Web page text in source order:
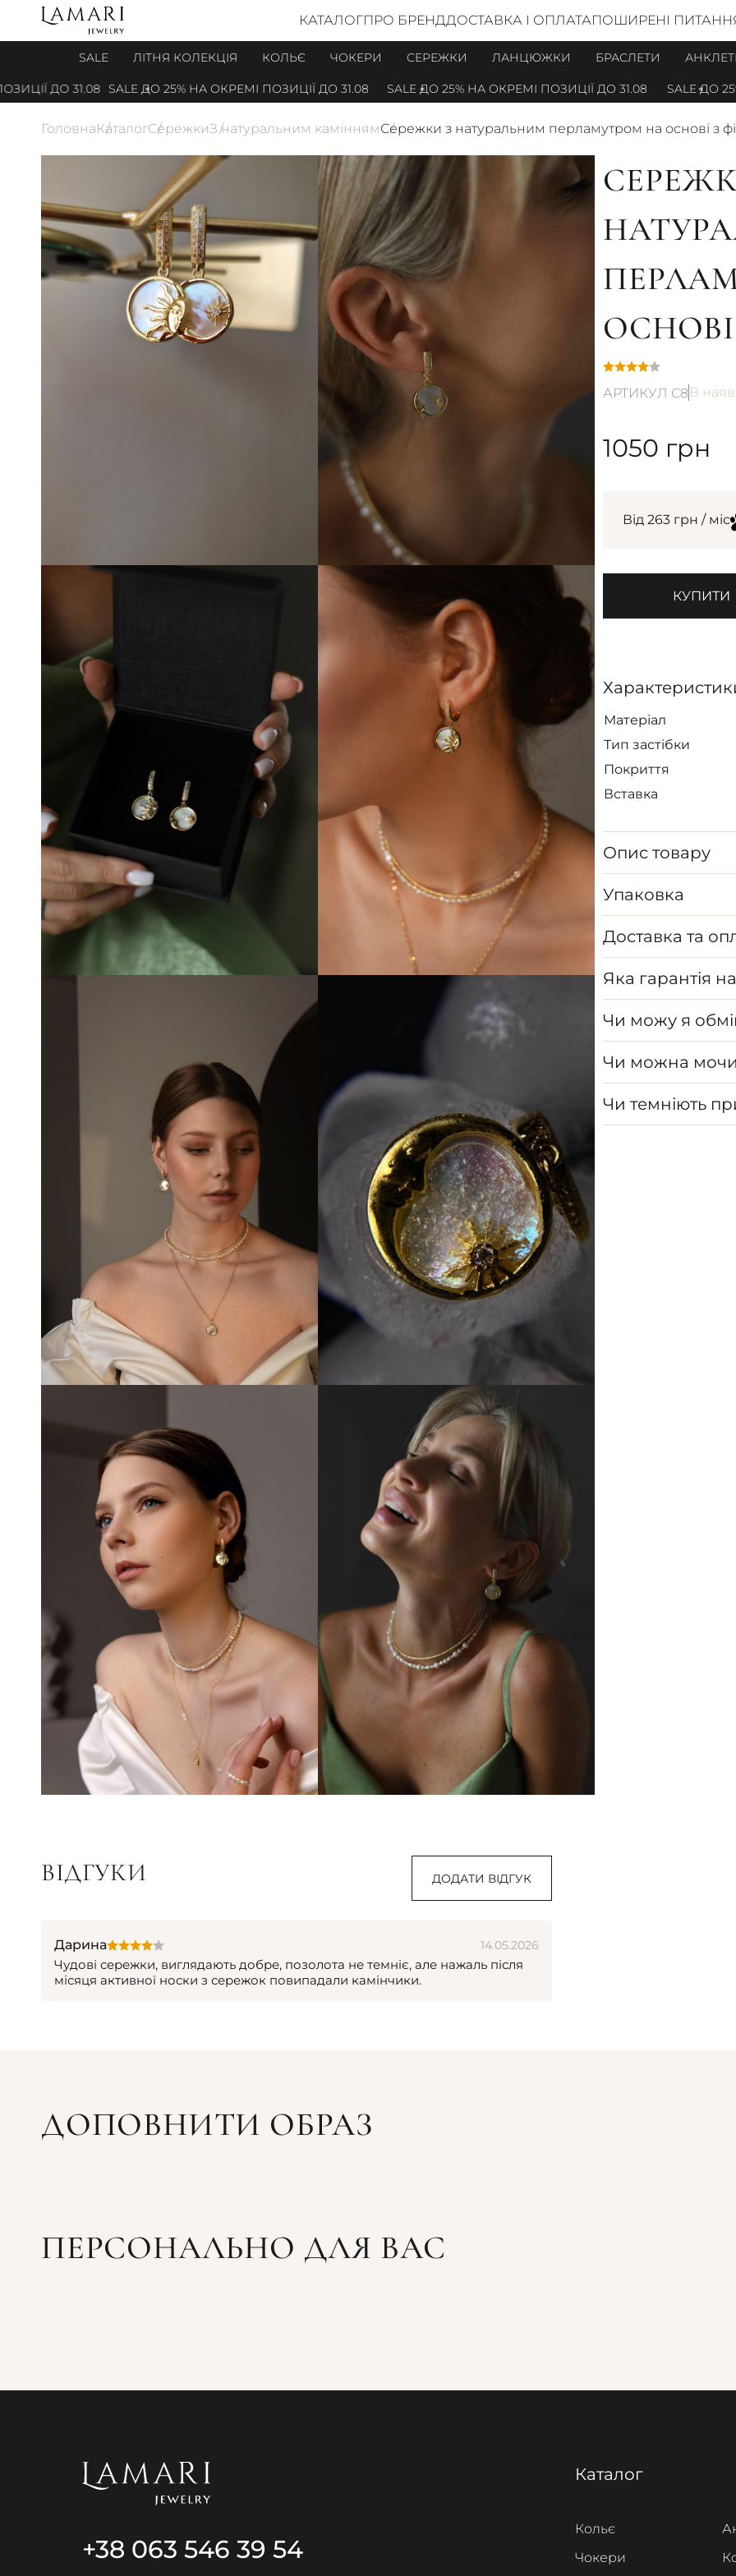
КАТАЛОГПРО БРЕНДДОСТАВКА І ОПЛАТАПОШИРЕНІ
SALE ЛІТНЯ КОЛЕКЦІЯ КОЛЬЄ ЧОКЕРИ СЕРЕЖКИ ЛАНЦЮЖКИ БРАСЛЕТИ
ДО 31.08 SALE ДО 25% НА ОКРЕМІ ПОЗИЦІЇ ДО 31.08 SALE ДО 25% НА ОКРЕМІ ПОЗИЦІЇ ДО 31.08 SALE ДО 25%
ГоловнаКаталогСережкиЗ натуральним каміннямСережки з натуральним перламутром на основі з
АРТИКУЛ С8В
1050 грн
Від 263 грн / міс
КУПИТИ
Матеріал
Тип застібки
Покриття
Вставка
Опис товару
Упаковка
Доставка та
Яка гарантія
Чи можу я
Чи можна
Чи темніють
ВІДГУКИ ДОДАТИ ВІДГУК
Дарина 14.05.2026
Чудові сережки, виглядають добре, позолота не темніє, але нажаль після
місяця активної носки з сережок повипадали камінчики.
ДОПОВНИТИ ОБРАЗ
ПЕРСОНАЛЬНО ДЛЯ ВАС
+38 063 546 39 54
Каталог
Кольє
Чокери